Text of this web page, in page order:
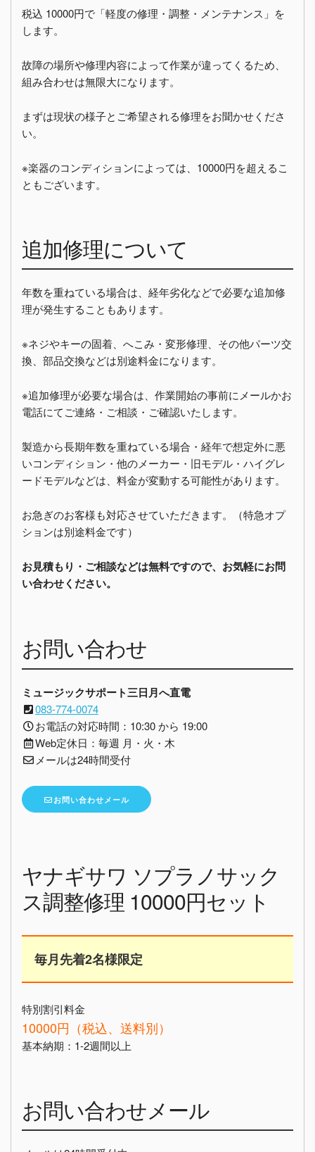
税込 10000円で「軽度の修理・調整・メンテナンス」を
します。
故障の場所や修理内容によって作業が違ってくるため、
組み合わせは無限大になります。
まずは現状の様子とご希望される修理をお聞かせくださ
い。
※楽器のコンディションによっては、10000円を超えるこ
ともございます。
追加修理について
年数を重ねている場合は、経年劣化などで必要な追加修
理が発生することもあります。
※ネジやキーの固着、へこみ・変形修理、その他パーツ交
換、部品交換などは別途料金になります。
※追加修理が必要な場合は、作業開始の事前にメールかお
電話にてご連絡・ご相談・ご確認いたします。
製造から長期年数を重ねている場合・経年で想定外に悪
いコンディション・他のメーカー・旧モデル・ハイグレ
ードモデルなどは、料金が変動する可能性があります。
お急ぎのお客様も対応させていただきます。（特急オプ
ションは別途料金です）
お見積もり・ご相談などは無料ですので、お気軽にお問
い合わせください。
お問い合わせ
ミュージックサポート三日月へ直電
083-774-0074
お電話の対応時間：10:30 から 19:00
Web定休日：毎週 月・火・木
メールは24時間受付
お問い合わせメール
ヤナギサワ ソプラノサック
ス調整修理 10000円セット
毎月先着2名様限定
特別割引料金
10000円（税込、送料別）
基本納期：1-2週間以上
お問い合わせメール